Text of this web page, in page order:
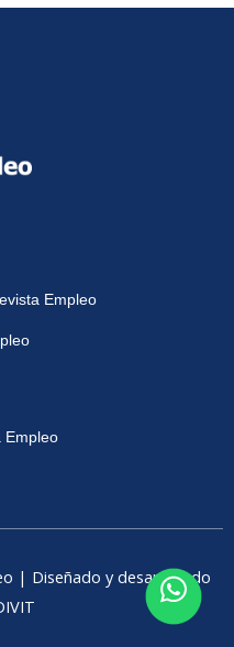
Empleo
Empleo
| Diseñado y desarrollado